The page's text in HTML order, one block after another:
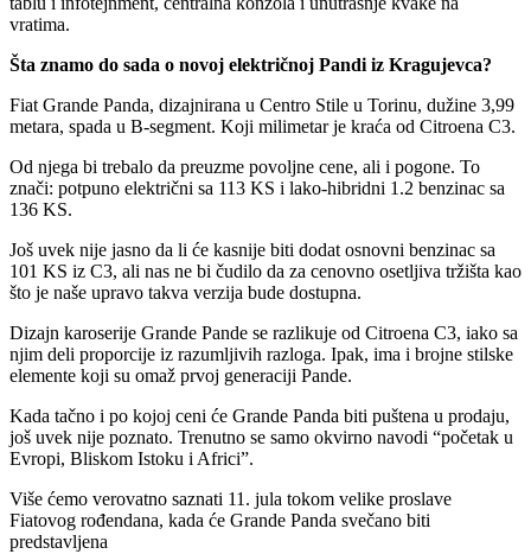
vratima.
Šta znamo do sada o novoj električnoj Pandi iz Kragujevca?
Fiat Grande Panda, dizajnirana u Centro Stile u Torinu, dužine 3,99
metara, spada u B-segment. Koji milimetar je kraća od Citroena C3.
Od njega bi trebalo da preuzme povoljne cene, ali i pogone. To
znači: potpuno električni sa 113 KS i lako-hibridni 1.2 benzinac sa
136 KS.
Još uvek nije jasno da li će kasnije biti dodat osnovni benzinac sa
101 KS iz C3, ali nas ne bi čudilo da za cenovno osetljiva tržišta kao
što je naše upravo takva verzija bude dostupna.
Dizajn karoserije Grande Pande se razlikuje od Citroena C3, iako sa
njim deli proporcije iz razumljivih razloga. Ipak, ima i brojne stilske
elemente koji su omaž prvoj generaciji Pande.
Kada tačno i po kojoj ceni će Grande Panda biti puštena u prodaju,
još uvek nije poznato. Trenutno se samo okvirno navodi “početak u
Evropi, Bliskom Istoku i Africi”.
Više ćemo verovatno saznati 11. jula tokom velike proslave
Fiatovog rođendana, kada će Grande Panda svečano biti
predstavljena